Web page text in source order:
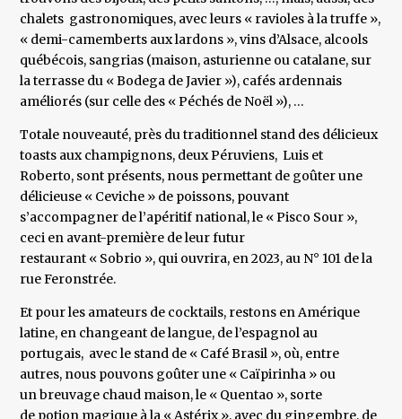
chalets gastronomiques, avec leurs « ravioles à la truffe »,
« demi-camemberts aux lardons », vins d’Alsace, alcools
québécois, sangrias (maison, asturienne ou catalane, sur
la terrasse du « Bodega de Javier »), cafés ardennais
améliorés (sur celle des « Péchés de Noël »), …
Totale nouveauté, près du traditionnel stand des délicieux
toasts aux champignons, deux Péruviens, Luis et
Roberto, sont présents, nous permettant de goûter une
délicieuse « Ceviche » de poissons, pouvant
s’accompagner de l’apéritif national, le « Pisco Sour »,
ceci en avant-première de leur futur
restaurant « Sobrio », qui ouvrira, en 2023, au N° 101 de la
rue Feronstrée.
Et pour les amateurs de cocktails, restons en Amérique
latine, en changeant de langue, de l’espagnol au
portugais, avec le stand de « Café Brasil », où, entre
autres, nous pouvons goûter une « Caïpirinha » ou
un breuvage chaud maison, le « Quentao », sorte
de potion magique à la « Astérix », avec du gingembre, de